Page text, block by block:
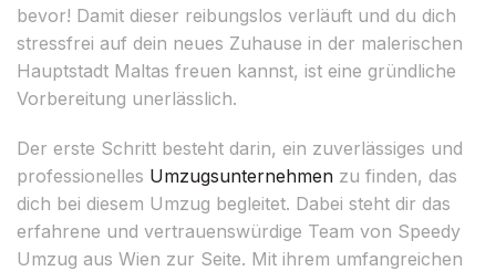
bevor! Damit dieser reibungslos verläuft und du dich
stressfrei auf dein neues Zuhause in der malerischen
Hauptstadt Maltas freuen kannst, ist eine gründliche
Vorbereitung unerlässlich.
Der erste Schritt besteht darin, ein zuverlässiges und
professionelles Umzugsunternehmen zu finden, das
dich bei diesem Umzug begleitet. Dabei steht dir das
erfahrene und vertrauenswürdige Team von Speedy
Umzug aus Wien zur Seite. Mit ihrem umfangreichen